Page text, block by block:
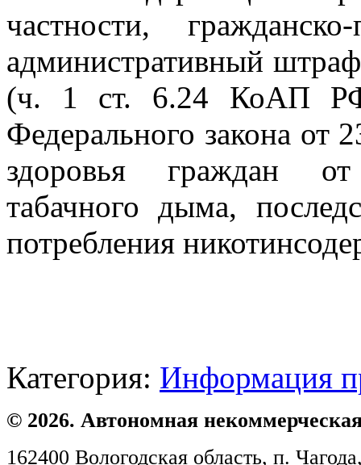
частности,
административный
(ч. 1 ст. 6.24 КоАП
Федерального закона
здоровья граждан
табачного дыма,
потребления
Категория: Информация
© 2026. Автономная
162400 Вологодская область, п.